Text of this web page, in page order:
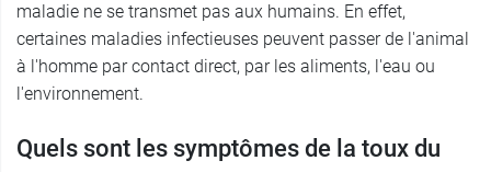
maladie ne se transmet pas aux humains. En effet,
certaines maladies infectieuses peuvent passer de l'animal
à l'homme par contact direct, par les aliments, l'eau ou
l'environnement.
Quels sont les symptômes de la toux du